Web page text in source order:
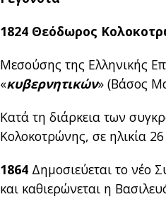
1824 Θεόδωρος
Μεσούσης της Ελληνικής
«κυβερνητικών» (Βάσος
Κατά τη διάρκεια των
Κολοκοτρώνης, σε ηλικία
1864 Δημοσιεύεται το νέο
και καθιερώνεται η